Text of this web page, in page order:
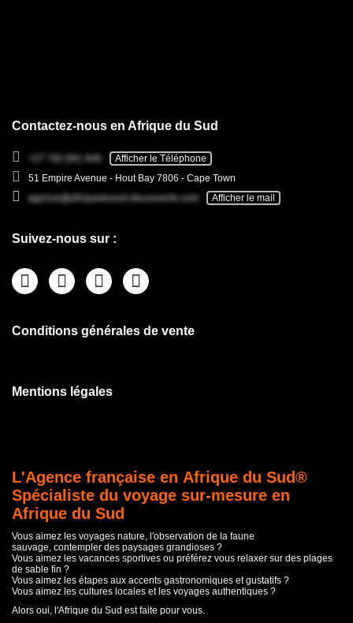
Contactez-nous en Afrique du Sud
+27 782 681 846
Afficher le Téléphone
51 Empire Avenue - Hout Bay 7806 - Cape Town
agence@afriquedusud-decouverte.com
Afficher le mail
Suivez-nous sur :
Conditions générales de vente
Mentions légales
L'Agence française en Afrique du Sud®
Spécialiste du voyage sur-mesure en
Afrique du Sud
Vous aimez les voyages nature, l'observation de la faune
sauvage, contempler des paysages grandioses ?
Vous aimez les vacances sportives ou préférez vous relaxer sur des plages
de sable fin ?
Vous aimez les étapes aux accents gastronomiques et gustatifs ?
Vous aimez les cultures locales et les voyages authentiques ?
Alors oui, l'Afrique du Sud est faite pour vous.